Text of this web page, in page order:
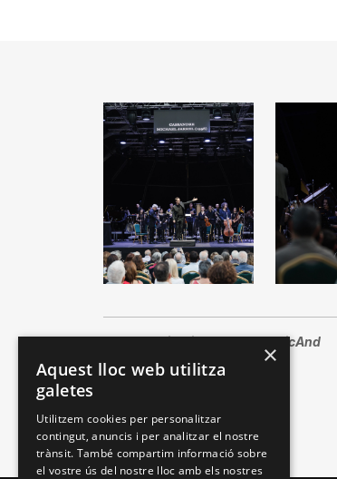
Fotos:David Vilanova - ClàssicAnd
×
Aquest lloc web utilitza
galetes
Utilitzem cookies per personalitzar
contingut, anuncis i per analitzar el nostre
trànsit. També compartim informació sobre
el vostre ús del nostre lloc amb els nostres